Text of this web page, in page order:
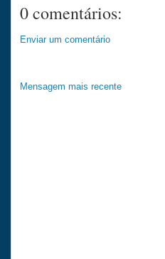
0 comentários:
Enviar um comentário
Mensagem mais recente